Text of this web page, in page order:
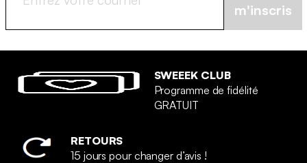
m'inscris
SWEEEK CLUB
Programme de fidélité
GRATUIT
RETOURS
15 jours pour changer d’avis !